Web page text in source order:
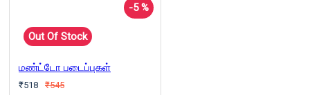
-5 %
Out Of Stock
மண்ட்டோ படைப்புகள்
₹518 ₹545